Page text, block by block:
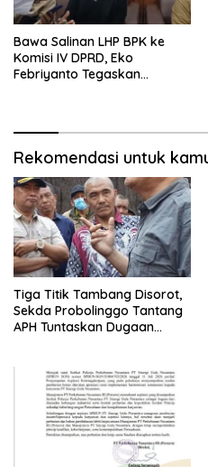
Bawa Salinan LHP BPK ke
Komisi IV DPRD, Eko
Febriyanto Tegaskan
Rekomendasi untuk
Tiga Titik Tambang Disorot,
Sekda Probolinggo Tantang
APH Tuntaskan Dugaan